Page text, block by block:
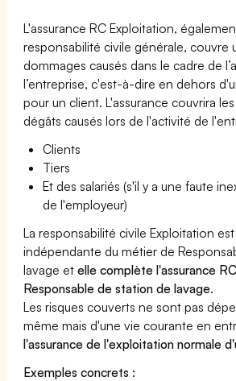
L'assurance RC Exploitation,
responsabilité civile générale, couvre
dommages causés dans le cadre de
l’entreprise, c'est-à-dire en dehors
pour un client. L'assurance couvrira
dégâts causés lors de l'activité de
Clients
Tiers
Et des salariés (s'il y a une faute
de l'employeur)
La responsabilité civile Exploitation
indépendante du métier de
lavage etelle complète l'assurance
Responsable de station de lavage.
Les risques couverts ne sont pas
même mais d'une vie courante en
l'assurance de l'exploitation normale
Exemples concrets :